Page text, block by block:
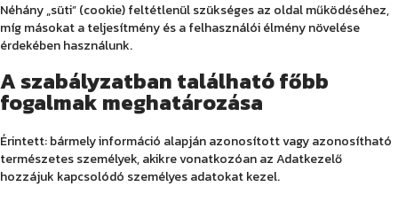
Néhány „süti” (cookie) feltétlenül szükséges az oldal működéséhez,
míg másokat a teljesítmény és a felhasználói élmény növelése
érdekében használunk.
A szabályzatban található főbb
fogalmak meghatározása
Érintett: bármely információ alapján azonosított vagy azonosítható
természetes személyek, akikre vonatkozóan az Adatkezelő
hozzájuk kapcsolódó személyes adatokat kezel.